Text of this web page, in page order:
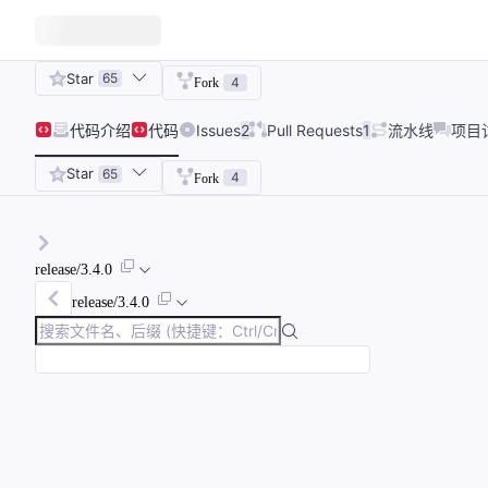
Star 65 Fork 4
代码介绍 代码 Issues2 Pull Requests1 流水线 项目
Star 65 Fork 4
release/3.4.0
release/3.4.0